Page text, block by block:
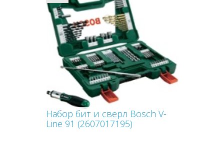
Набор бит и сверл Bosch V-
Line 91 (2607017195)